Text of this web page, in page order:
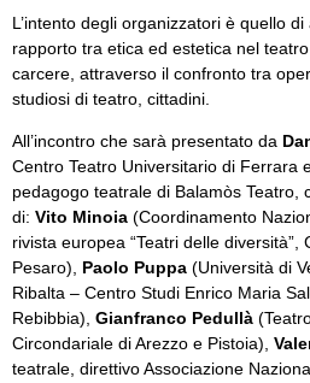
L’intento degli organizzatori è quello
rapporto tra etica ed estetica nel
carcere, attraverso il confronto tra
studiosi di teatro, cittadini.
All’incontro che sarà presentato da
Centro Teatro Universitario di Ferrara
pedagogo teatrale di Balamòs Teatro,
di: Vito Minoia (Coordinamento
rivista europea “Teatri delle diversità”,
Pesaro), Paolo Puppa (Università di
Ribalta – Centro Studi Enrico Maria
Rebibbia), Gianfranco Pedullà
Circondariale di Arezzo e Pistoia),
teatrale, direttivo Associazione